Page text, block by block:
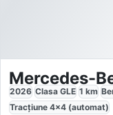
2026 Clasa GLE 1 km
Tracțiune 4x4 (automat)